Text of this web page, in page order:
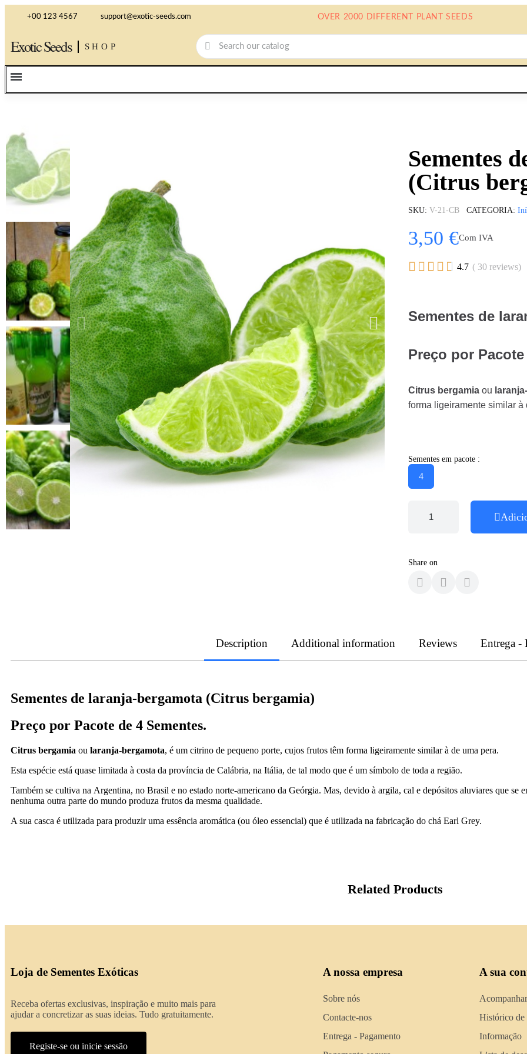
+00 123 4567 support@exotic-seeds.com OVER 2000 DIFFERENT PLANT SEEDS
Exotic Seeds SHOP
Sementes
(Citrus
SKU V-21-CB CATEGORIA
3,50 €Com IVA
     4.7 ( 30 reviews)
Sementes de
Preço por
Citrus bergamia ou
forma ligeiramente similar à
Sementes em pacote :
4
Share on
Description Additional information Reviews Entrega -
Sementes de laranja-bergamota (Citrus bergamia)
Preço por Pacote de 4 Sementes.
Citrus bergamia ou laranja-bergamota, é um citrino de pequeno porte, cujos frutos têm forma ligeiramente similar à de uma pera.
Esta espécie está quase limitada à costa da província de Calábria, na Itália, de tal modo que é um símbolo de toda a região.
Também se cultiva na Argentina, no Brasil e no estado norte-americano da Geórgia. Mas, devido à argila, cal e depósitos aluviares que se
nenhuma outra parte do mundo produza frutos da mesma qualidade.
A sua casca é utilizada para produzir uma essência aromática (ou óleo essencial) que é utilizada na fabricação do chá Earl Grey.
Related Products
Loja de Sementes Exóticas
Receba ofertas exclusivas, inspiração e muito mais para
ajudar a concretizar as suas ideias. Tudo gratuitamente.
Registe-se ou inicie sessão
A nossa empresa
Sobre nós
Contacte-nos
Entrega - Pagamento
A sua
Histórico de
Informação